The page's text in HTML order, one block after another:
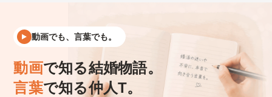
動画でも、言葉でも。
動画で知る結婚物語。
言葉で知る仲人T。